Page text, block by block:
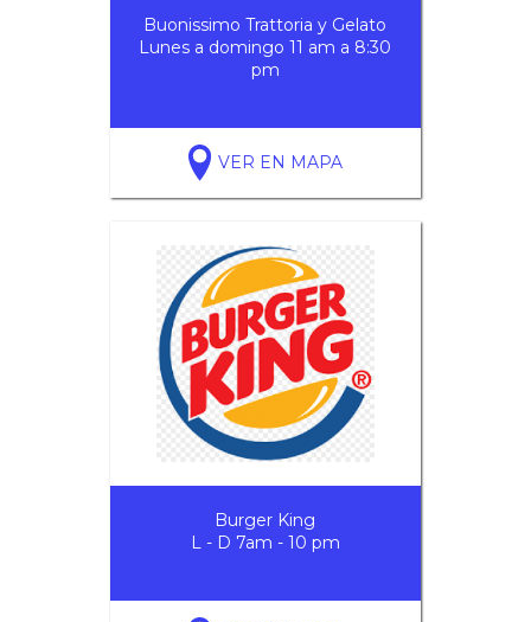
Buonissimo Trattoria y Gelato
Lunes a domingo 11 am a 8:30
pm
VER EN MAPA
Burger King
L - D 7am - 10 pm